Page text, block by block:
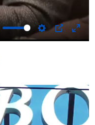
Settings
PIP